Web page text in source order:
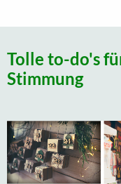
Tolle to-do's
Stimmung